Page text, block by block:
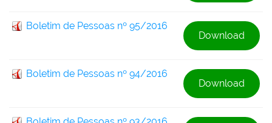
Boletim de Pessoas nº 95/2016
Download
Boletim de Pessoas nº 94/2016
Download